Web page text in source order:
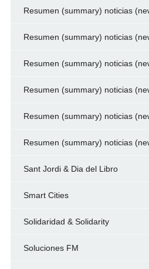
Resumen (summary) noticias
Resumen (summary) noticias
Resumen (summary) noticias
Resumen (summary) noticias
Resumen (summary) noticias
Resumen (summary) noticias
Sant Jordi & Dia del Libro
Smart Cities
Solidaridad & Solidarity
Soluciones FM